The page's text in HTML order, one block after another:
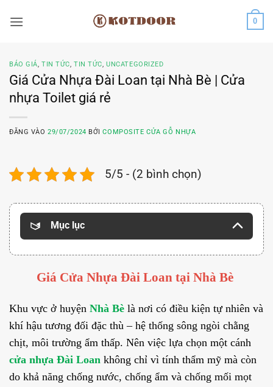
qua
0
BÁO GIÁ,TIN TỨC,TIN TỨC,UNCATEGORIZED
Giá Cửa Nhựa Đài Loan tại Nhà Bè | Cửa
nhựa Toilet giá rẻ
ĐĂNG VÀO29/07/2024 BỞICOMPOSITE CỬA GỖ NHỰA
5/5 - (2 bình chọn)
Mục lục
Giá Cửa Nhựa Đài Loan tại Nhà Bè
Khu vực ở huyện Nhà Bè là nơi có điều kiện tự nhiên và
khí hậu tương đối đặc thù – hệ thống sông ngòi chằng
chịt, môi trường ẩm thấp. Nên việc lựa chọn một cánh
cửa nhựa Đài Loan không chỉ vì tính thẩm mỹ mà còn
do khả năng chống nước, chống ẩm và chống mối mọt